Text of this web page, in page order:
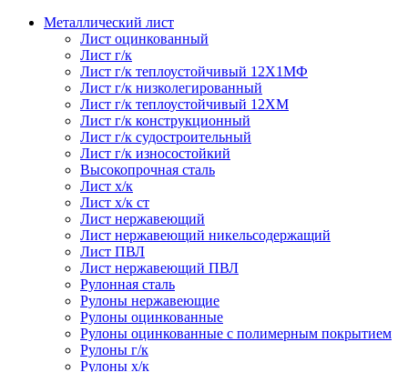
Металлический лист
Лист оцинкованный
Лист г/к
Лист г/к теплоустойчивый 12Х1МФ
Лист г/к низколегированный
Лист г/к теплоустойчивый 12ХМ
Лист г/к конструкционный
Лист г/к судостроительный
Лист г/к износостойкий
Высокопрочная сталь
Лист х/к
Лист х/к ст
Лист нержавеющий
Лист нержавеющий никельсодержащий
Лист ПВЛ
Лист нержавеющий ПВЛ
Рулонная сталь
Рулоны нержавеющие
Рулоны оцинкованные
Рулоны оцинкованные с полимерным покрытием
Рулоны г/к
Рулоны х/к